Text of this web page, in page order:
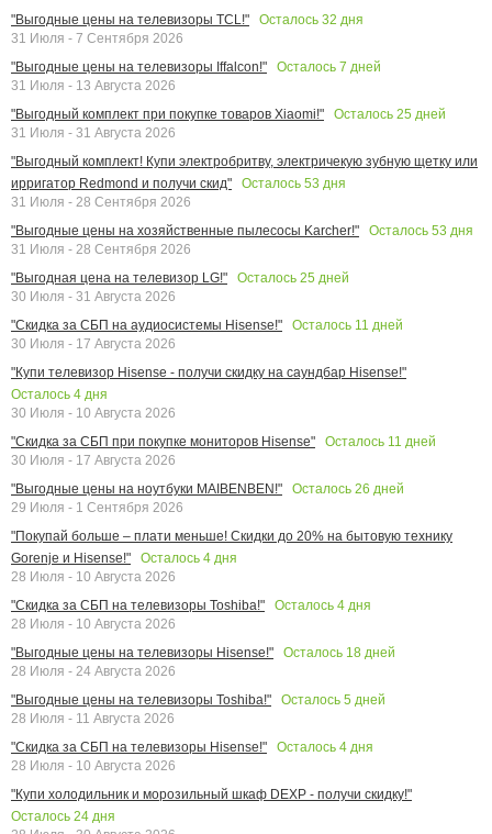
"Выгодные цены на телевизоры TCL!"
Осталось 32 дня
31 Июля - 7 Сентября 2026
"Выгодные цены на телевизоры Iffalcon!"
Осталось 7 дней
31 Июля - 13 Августа 2026
"Выгодный комплект при покупке товаров Xiaomi!"
Осталось 25 дней
31 Июля - 31 Августа 2026
"Выгодный комплект! Купи электробритву, электричекую зубную щетку или
ирригатор Redmond и получи скид"
Осталось 53 дня
31 Июля - 28 Сентября 2026
"Выгодные цены на хозяйственные пылесосы Karcher!"
Осталось 53 дня
31 Июля - 28 Сентября 2026
"Выгодная цена на телевизор LG!"
Осталось 25 дней
30 Июля - 31 Августа 2026
"Скидка за СБП на аудиосистемы Hisense!"
Осталось 11 дней
30 Июля - 17 Августа 2026
"Купи телевизор Hisense - получи скидку на саундбар Hisense!"
Осталось 4 дня
30 Июля - 10 Августа 2026
"Скидка за СБП при покупке мониторов Hisense"
Осталось 11 дней
30 Июля - 17 Августа 2026
"Выгодные цены на ноутбуки MAIBENBEN!"
Осталось 26 дней
29 Июля - 1 Сентября 2026
"Покупай больше – плати меньше! Скидки до 20% на бытовую технику
Gorenje и Hisense!"
Осталось 4 дня
28 Июля - 10 Августа 2026
"Скидка за СБП на телевизоры Toshiba!"
Осталось 4 дня
28 Июля - 10 Августа 2026
"Выгодные цены на телевизоры Hisense!"
Осталось 18 дней
28 Июля - 24 Августа 2026
"Выгодные цены на телевизоры Toshiba!"
Осталось 5 дней
28 Июля - 11 Августа 2026
"Скидка за СБП на телевизоры Hisense!"
Осталось 4 дня
28 Июля - 10 Августа 2026
"Купи холодильник и морозильный шкаф DEXP - получи скидку!"
Осталось 24 дня